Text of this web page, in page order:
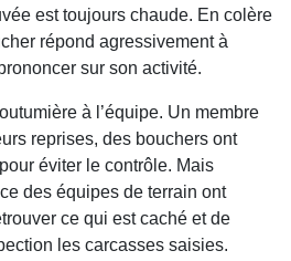
est toujours chaude. En colère
répond agressivement à
sur son activité.
à l’équipe. Un membre
reprises, des bouchers ont
éviter le contrôle. Mais
des équipes de terrain ont
ce qui est caché et de
les carcasses saisies.